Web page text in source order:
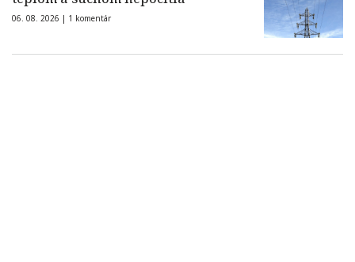
06. 08. 2026 | 1 komentár